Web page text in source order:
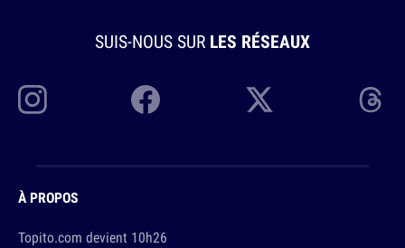
SUIS-NOUS SUR LES RÉSEAUX
À PROPOS
Topito.com devient 10h26